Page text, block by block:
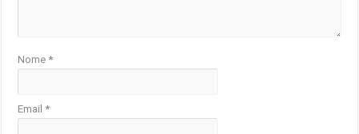
Nome*
Email*